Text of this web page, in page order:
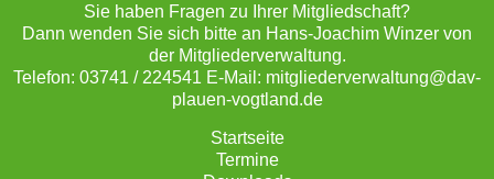
Sie haben Fragen zu Ihrer Mitgliedschaft?
Dann wenden Sie sich bitte an Hans-Joachim Winzer von
der Mitgliederverwaltung.
Telefon: 03741 / 224541 E-Mail: mitgliederverwaltung@dav-
plauen-vogtland.de
Startseite
Termine